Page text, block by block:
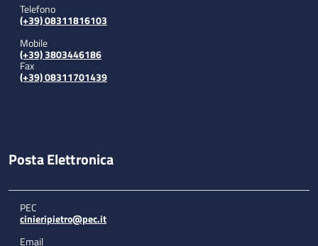
Telefono
(+39) 08311816103
Mobile
(+39) 3803446186
Fax
(+39) 08311701439
Posta Elettronica
PEC
cinieripietro@pec.it
Email